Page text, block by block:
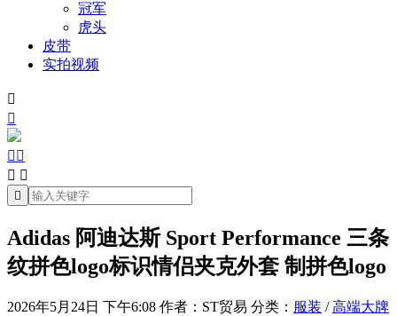
冠军
虎头
皮带
实拍视频


 
 

Adidas 阿迪达斯 Sport Performance 三条
纹拼色logo标识情侣夹克外套 制拼色logo
2026年5月24日 下午6:08 作者：ST贸易 分类： 服装 /高端大牌